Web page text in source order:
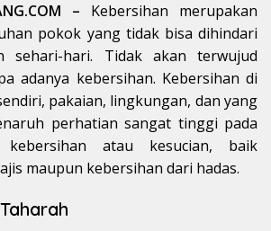
– Kebersihan merupakan
pokok yang tidak bisa dihindari
sehari-hari. Tidak akan terwujud
adanya kebersihan. Kebersihan di
pakaian, lingkungan, dan yang
perhatian sangat tinggi pada
atau kesucian, baik
maupun kebersihan dari hadas.